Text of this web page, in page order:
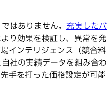
はありません。 充実したバ
り効果を検証し、異常を発
インテリジェンス（競合料
社の実績データを組み合わ
手を打った価格設定が可能